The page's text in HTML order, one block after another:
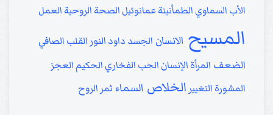
الأب السماوي الطمأنينةعمانوئيل الصحة الروحية العمل
المسيح الانسان الجسد داود النور القلب الصافي
الضعف المرأة الإنسان الحب الفخاري الحكيم العجز
المشورة التغيير الخلاص السماء ثمر الروح